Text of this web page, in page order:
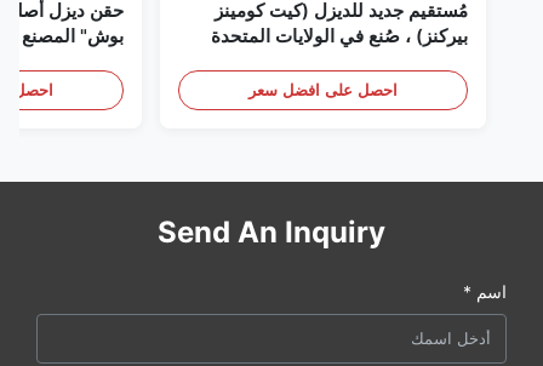
مُستقيم جديد للديزل (كيت كومينز
بيركنز) ، صُنع في الولايات المتحدة
(بيركنز) ، كل شيء جديد
احصل على افضل سعر
حقن ديزل
بوش" المصنع في
احصل
Send An Inquiry
اسم *